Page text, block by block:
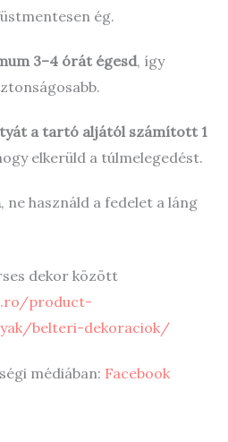
ég.
3–4 órát égesd, így
a tartó aljától számított 1
elkerüld a túlmelegedést.
, ne használd a fedelet a láng
dekor között
product-
belteri-dekoraciok/
médiában: Facebook